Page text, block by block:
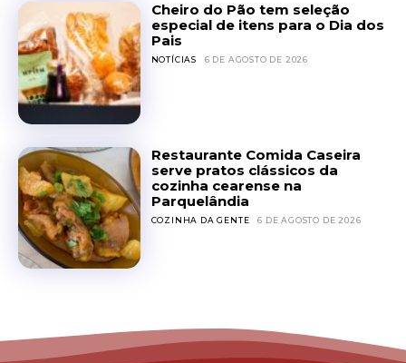
Cheiro do Pão tem seleção
especial de itens para o Dia dos
Pais
NOTÍCIAS 6 DE AGOSTO DE 2026
Restaurante Comida Caseira
serve pratos clássicos da
cozinha cearense na
Parquelândia
COZINHA DA GENTE 6 DE AGOSTO DE 2026